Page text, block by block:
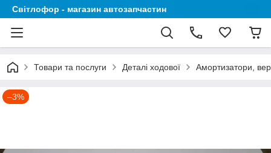
Світлофор - магазин автозапчастин
Товари та послуги Деталі ходової Амортизатори,
–3%